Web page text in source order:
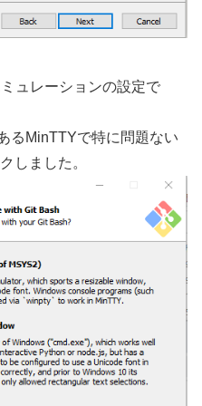
ュレーションの設定で
るMinTTYで特に問題ない
しました。